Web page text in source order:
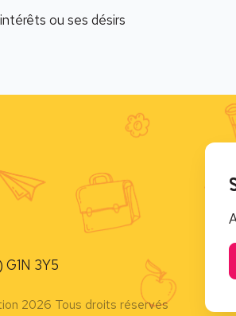
ou ses désirs
3Y5
2026 Tous droits réservés